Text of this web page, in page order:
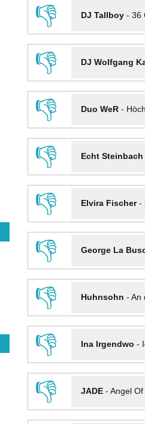
👎
DJ Tallboy- 36
👎
DJ Wolfgang
👎
Duo WeR-
👎
Echt Steinbach
👎
Elvira Fischer-
👎
George La
👎
Huhnsohn - An
👎
Ina Irgendwo -
👎
JADE- Angel